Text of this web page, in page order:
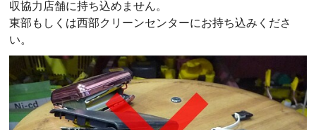
収協力店舗に持ち込めません。
東部もしくは西部クリーンセンターにお持ち込みくださ
い。